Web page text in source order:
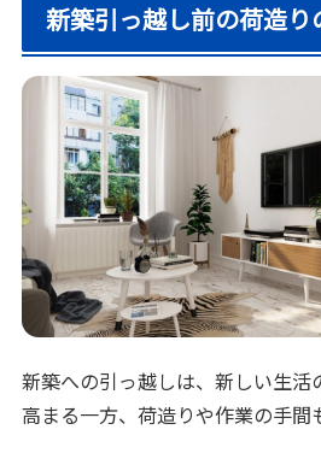
新築引っ越し前の荷造り
新築への引っ越しは、新しい生活
高まる一方、荷造りや作業の手間